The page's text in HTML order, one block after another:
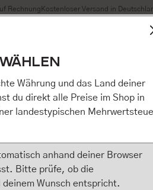
Rechnung Kostenloser Versand in
Erfahrung bieten zu können.
erteilen Sie Ihre Einwilligung
shopware AG (Ebbinghoff 10,
zuordnen kann, sie aber zu
verarbeiten darf. Mit Klick auf
in die Weitergabe über Ihr
48624 Schöppingen,
Zwecken (z.B.
Währung und das Land deiner
du direkt alle Preise im Shop in
landestypischen
anhand deiner Browser
Bitte prüfe, ob die
Wunsch entspricht.